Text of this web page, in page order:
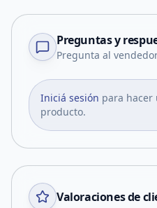
Preguntas y
Pregunta al
Iniciá sesión para hacer
producto.
Valoraciones de